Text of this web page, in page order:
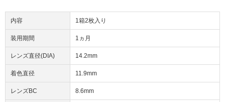
内容 1箱2枚入り
装用期間 1ヵ月
レンズ直径(DIA) 14.2mm
着色直径 11.9mm
レンズBC 8.6mm